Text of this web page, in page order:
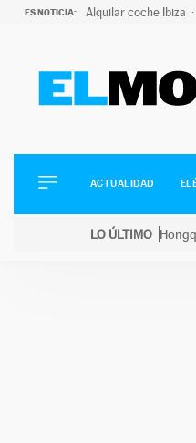
ES NOTICIA: Alquilar coche Ibiza
ELÉCTRICOS
CONDUCIR
ACTUALIDAD
LO ÚLTIMO